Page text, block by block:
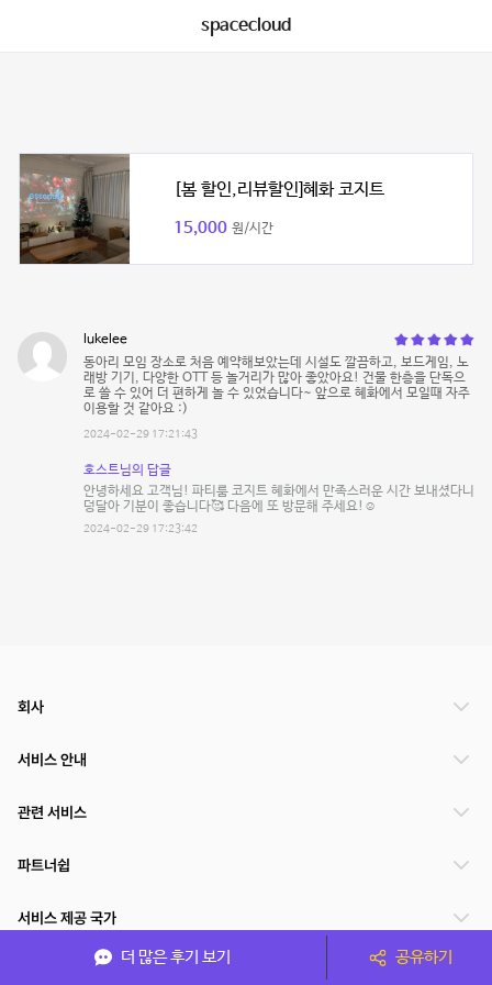
spacecloud
[봄 할인,리뷰할인]혜화 코지트
15,000 원/시간
lukelee
동아리 모임 장소로 처음 예약해보았는데 시설도 깔끔하고, 보드게임, 노
래방 기기, 다양한 OTT 등 놀거리가 많아 좋았아요! 건물 한층을 단독으
로 쓸 수 있어 더 편하게 놀 수 있었습니다~ 앞으로 혜화에서 모일때 자주
이용할 것 같아요 :)
2024-02-29 17:21:43
호스트님의 답글
안녕하세요 고객님! 파티룸 코지트 혜화에서 만족스러운 시간 보내셨다니
덩달아 기분이 좋습니다🥰 다음에 또 방문해 주세요!☺️
2024-02-29 17:23:42
더 많은 후기 보기 공유하기
회사
서비스 안내
관련 서비스
파트너쉽
서비스 제공 국가